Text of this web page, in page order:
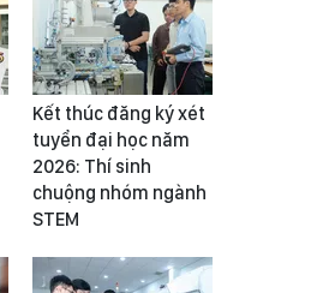
Kết thúc đăng ký xét
tuyển đại học năm
2026: Thí sinh
chuộng nhóm ngành
STEM